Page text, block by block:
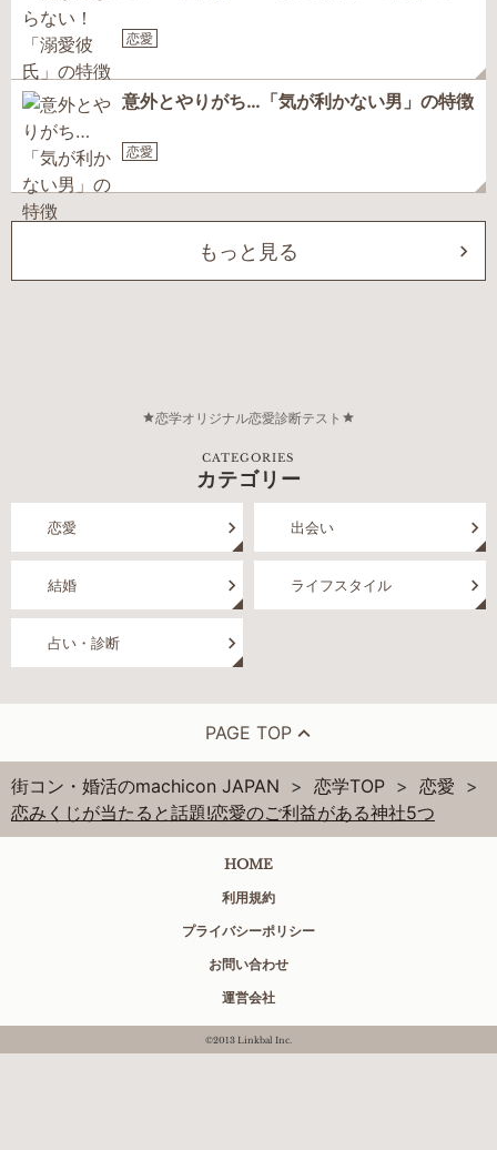
恋愛
意外とやりがち…「気が利かない男」の特徴
恋愛
もっと見る
恋学オリジナル恋愛診断テスト
CATEGORIES
カテゴリー
恋愛 出会い
結婚 ライフスタイル
占い・診断
PAGE TOP
街コン・婚活のmachicon JAPAN 恋学TOP
恋愛
恋みくじが当たると話題!恋愛のご利益がある神社5つ
HOME
利用規約
プライバシーポリシー
お問い合わせ
運営会社
©2013 Linkbal Inc.